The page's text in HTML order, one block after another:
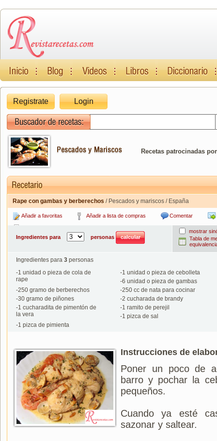
Registrate Login
Recetas patrocinadas
Rape con gambas y berberechos / Pescados y mariscos / España
Añadir a favoritas Añadir a lista de compras Comentar
Ingredientes para
personas
mostrar
Tabla de
Ingredientes para 3 personas
-1 unidad o pieza de cola de
rape
-1 unidad o pieza de cebolleta
-6 unidad o pieza de gambas
-250 gramo de berberechos -250 cc de nata para cocinar
-30 gramo de piñones -2 cucharada de brandy
-1 cucharadita de pimentón de
la vera
-1 ramito de perejil
-1 pizca de sal
-1 pizca de pimienta
Instrucciones de
Poner un poco de
barro y pochar la
pequeños.
Cuando ya esté
sazonar y saltear.